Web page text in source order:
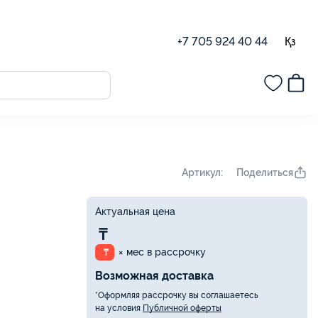
+7 705 924 40 44 Қз
Артикул: Поделиться
Актуальная цена
₸
₸ × мес в рассрочку
Возможная доставка
*Оформляя рассрочку вы соглашаетесь
на условия Публичной оферты